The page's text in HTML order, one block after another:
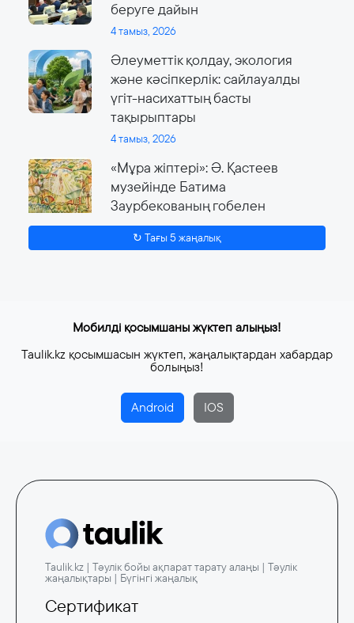
беруге дайын
4 тамыз, 2026
Әлеуметтік қолдау, экология
және кәсіпкерлік: сайлауалды
үгіт-насихаттың басты
тақырыптары
4 тамыз, 2026
«Мұра жіптері»: Ә. Қастеев
музейінде Батима
Заурбекованың гобелен
өнеріне арналған ауқымды
көрме өтеді
↻ Тағы 5 жаңалық
Мобилді қосымшаны жүктеп алыңыз!
Taulik.kz қосымшасын жүктеп, жаңалықтардан хабардар
болыңыз!
Android IOS
Taulik.kz | Тәулік бойы ақпарат тарату алаңы | Тәулік
жаңалықтары | Бүгінгі жаңалық
Сертификат